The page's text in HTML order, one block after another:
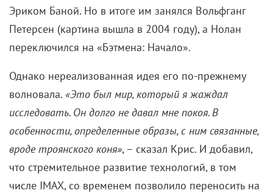
Эриком Баной. Но в итоге им занялся Вольфганг
Петерсен (картина вышла в 2004 году), а Нолан
переключился на «Бэтмена: Начало».
Однако нереализованная идея его по-прежнему
волновала. «Это был мир, который я жаждал
исследовать. Он долго не давал мне покоя. В
особенности, определенные образы, с ним связанные,
вроде троянского коня», – сказал Крис. И добавил,
что стремительное развитие технологий, в том
числе IMAX, со временем позволило переносить на